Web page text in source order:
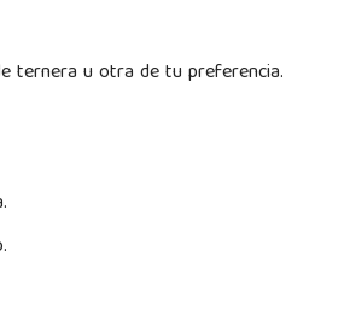
ternera u otra de tu preferencia.